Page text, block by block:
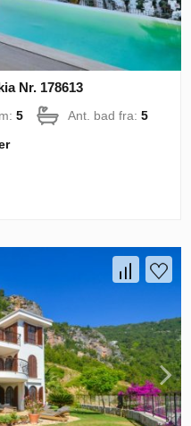
Nr. 178613
5 Ant. bad fra:5